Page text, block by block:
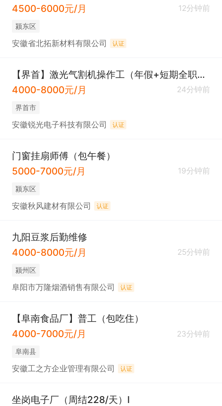
4500-6000元/月
12分钟前
颍东区
安徽省北拓新材料有限公司 认证
【界首】激光气割机操作工（年假+短期全职均可）
4000-8000元/月
24分钟前
界首市
安徽锐光电子科技有限公司 认证
门窗挂扇师傅（包午餐）
5000-7000元/月
19分钟前
颍东区
安徽秋风建材有限公司 认证
九阳豆浆后勤维修
4000-8000元/月
25分钟前
颍州区
阜阳市万隆烟酒销售有限公司 认证
【阜南食品厂】普工（包吃住）
4000-7000元/月
23分钟前
阜南县
安徽工之方企业管理有限公司 认证
坐岗电子厂（周结228/天）l